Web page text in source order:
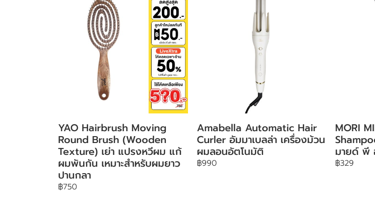
YAO Hairbrush Moving
Round Brush (Wooden
Texture) เย่า แปรงหวีผม แก้
ผมพันกัน เหมาะสำหรับผมยาว
ปานกลา
฿750
Amabella Automatic Hair
Curler อัมมาเบลล่า เครื่องม้วน
ผมลอนอัตโนมัติ
฿990
MORI
มายด์ พี
฿329